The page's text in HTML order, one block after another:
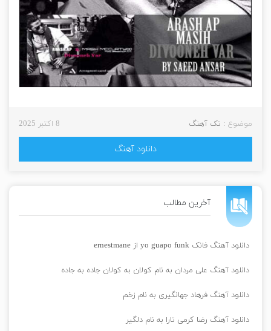
آخرین مطالب
دانلود آهنگ فانک yo guapo funk از ernestmane
دانلود آهنگ علی مردان به نام کولان به کولان جاده به جاده
دانلود آهنگ فرهاد جهانگیری به نام زخم
دانلود آهنگ رضا کرمی تارا به نام دلگیر
موضوع : تک آهنگ 8 اکتبر 2025
دانلود آهنگ